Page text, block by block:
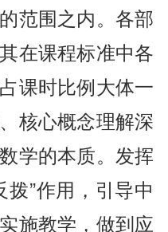
范围之内。各部
在课程标准中各
课时比例大体一
核心概念理解深
学的本质。发挥
”作用，引导中
施教学，做到应